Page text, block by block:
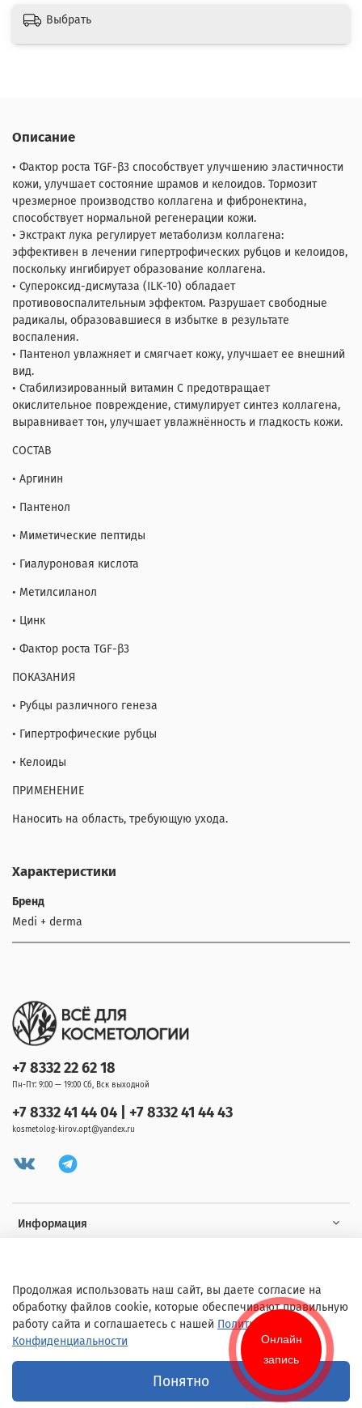
Выбрать
Описание
• Фактор роста TGF-β3 способствует улучшению эластичности
кожи, улучшает состояние шрамов и келоидов. Тормозит
чрезмерное производство коллагена и фибронектина,
способствует нормальной регенерации кожи.
• Экстракт лука регулирует метаболизм коллагена:
эффективен в лечении гипертрофических рубцов и келоидов,
поскольку ингибирует образование коллагена.
• Супероксид-дисмутаза (ILK-10) обладает
противовоспалительным эффектом. Разрушает свободные
радикалы, образовавшиеся в избытке в результате
воспаления.
• Пантенол увлажняет и смягчает кожу, улучшает ее внешний
вид.
• Стабилизированный витамин С предотвращает
окислительное повреждение, стимулирует синтез коллагена,
выравнивает тон, улучшает увлажнённость и гладкость кожи.
СОСТАВ
• Аргинин
• Пантенол
• Миметические пептиды
• Гиалуроновая кислота
• Метилсиланол
• Цинк
• Фактор роста TGF-β3
ПОКАЗАНИЯ
• Рубцы различного генеза
• Гипертрофические рубцы
• Келоиды
ПРИМЕНЕНИЕ
Наносить на область, требующую ухода.
Характеристики
Бренд
Medi + derma
Информация
+7 8332 22 62 18
Пн-Пт: 9:00 — 19:00 Сб, Вск выходной
+7 8332 41 44 04 | +7 8332 41 44 43
kosmetolog-kirov.opt@yandex.ru
© 2020 Любое использование контента без письменного разрешения
Продолжая использовать наш сайт, вы даете согласие на
обработку файлов cookie, которые обеспечивают правильную
работу сайта и соглашаетесь с нашей Политикой
Конфиденциальности
Понятно
Онлайн
запись